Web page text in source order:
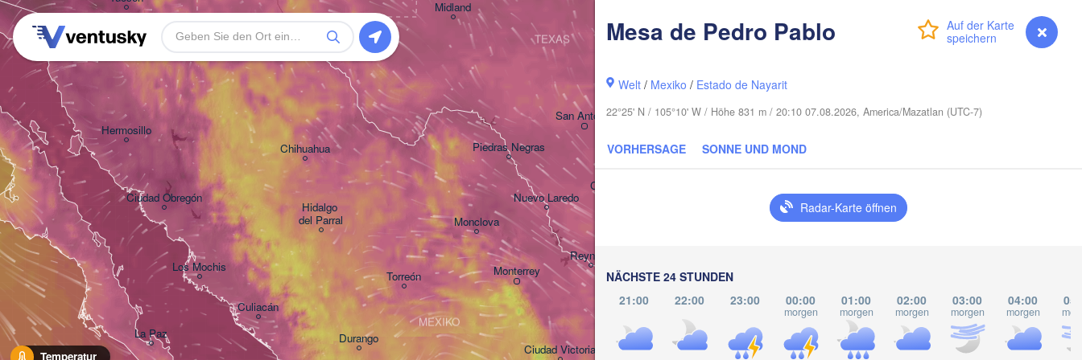
Anmelden myVentusky Vorhersage
Mesa de Pedro Pablo
Welt / Mexiko / Estado de Nayarit
22°25' N / 105°10' W / Höhe 831 m / 20:10 07.08.2026, America/Mazatlan (UTC-7)
VORHERSAGE SONNE UND MOND
Radar-Karte öffnen
NÄCHSTE 24 STUNDEN
21:00
22:00 23:00 00:00
morgen
01:00
morgen
02:00
morgen
03:00
morgen
04:00
morgen
Temperatur
Midland
Ciudad Juárez
Culiacán
Chihuahua
Hermosillo
Durango
Torreón
Monclova
Heroica Nogales
La Paz
Ciudad Obregón
Los Mochis
Hidalgo
del Parral
MEXIKO
San Antonio
Monterrey
Reynosa
Piedras Negras
Ciudad Victoria
Corpus Christi
Nuevo Laredo
TEXAS